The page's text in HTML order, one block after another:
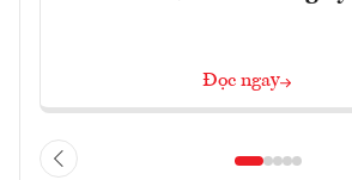
Đọc ngay